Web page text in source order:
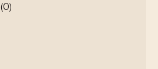
(0)